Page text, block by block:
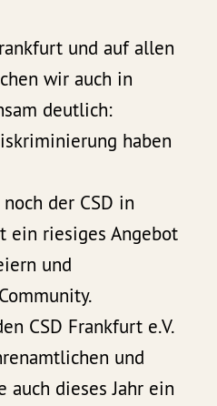
und auf allen
wir auch in
deutlich:
haben
der CSD in
ein riesiges Angebot
und
CSD Frankfurt e.V.
und
auch dieses Jahr ein